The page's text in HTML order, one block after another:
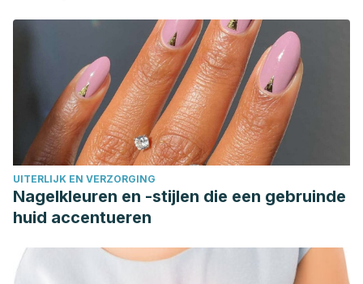
UITERLIJK EN VERZORGING
Nagelkleuren en -stijlen die een gebruinde
huid accentueren